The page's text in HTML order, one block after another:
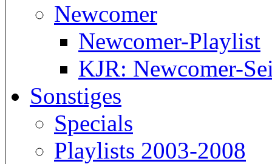
Newcomer
Newcomer-Playlist
KJR: Newcomer-
Sonstiges
Specials
Playlists 2003-2008